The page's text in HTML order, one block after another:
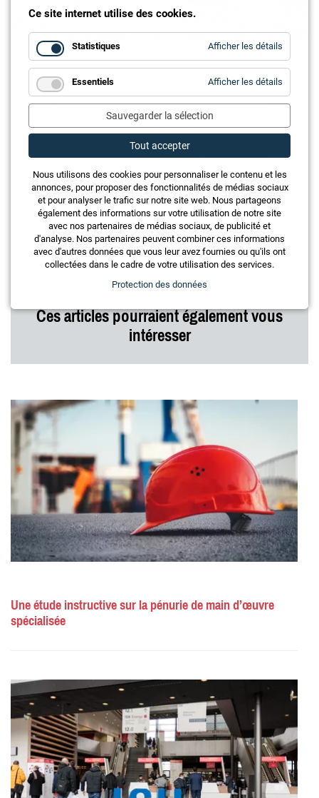
Les participants ont échangé dans un cadre magnifique
lors de l’apéritif et du repas
Au-delà des aspects statutaires, cette assemblée
générale a ainsi mis en lumière les principaux enjeux
qui façonneront l’avenir de la profession : attractivité
des métiers, qualité de la formation, soutien aux
entreprises et mobilisation de toute la branche pour
réussir la transition énergétique.
Ces articles pourraient également vous
intéresser
Une étude instructive sur la pénurie de main d’œuvre
spécialisée
Ce site internet utilise des cookies.
Statistiques Afficher les détails
Essentiels Afficher les détails
Sauvegarder la sélection
Tout accepter
Nous utilisons des cookies pour personnaliser le contenu et les
annonces, pour proposer des fonctionnalités de médias sociaux
et pour analyser le trafic sur notre site web. Nous partageons
également des informations sur votre utilisation de notre site
avec nos partenaires de médias sociaux, de publicité et
d'analyse. Nos partenaires peuvent combiner ces informations
avec d'autres données que vous leur avez fournies ou qu'ils ont
collectées dans le cadre de votre utilisation des services.
Protection des données